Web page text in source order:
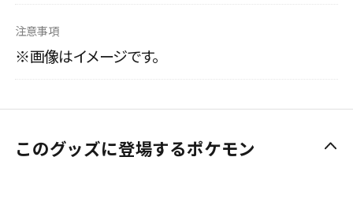
注意事項
※画像はイメージです。
このグッズに登場するポケモン